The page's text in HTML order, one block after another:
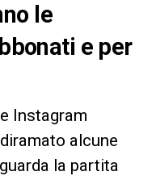
le
e per
Instagram
alcune
la partita